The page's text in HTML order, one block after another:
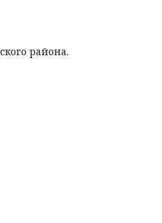
района.